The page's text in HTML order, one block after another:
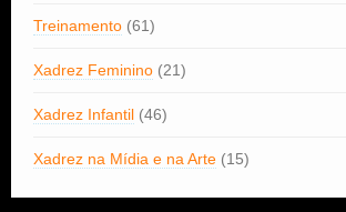
Treinamento (61)
Xadrez Feminino (21)
Xadrez Infantil (46)
Xadrez na Mídia e na Arte (15)